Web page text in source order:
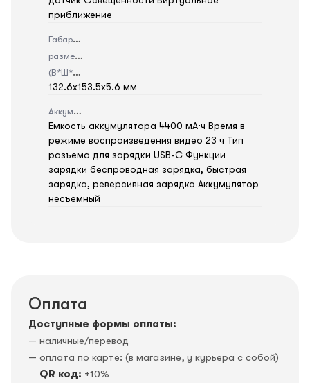
приближение
Габаритные
размеры
(В*Ш*Г)
132.6x153.5x5.6 мм
Аккумулятор
Емкость аккумулятора 4400 мА⋅ч Время в
режиме воспроизведения видео 23 ч Тип
разъема для зарядки USB-C Функции
зарядки беспроводная зарядка, быстрая
зарядка, реверсивная зарядка Аккумулятор
несъемный
Оплата
Доступные формы оплаты:
— наличные/перевод
— оплата по карте: (в магазине, у курьера с собой)
QR код: +10%